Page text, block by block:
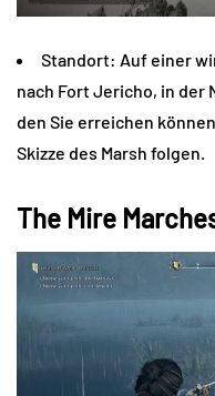
Standort: Auf einer
nach Fort Jericho, in der
den Sie erreichen
Skizze des Marsh folgen.
The Mire